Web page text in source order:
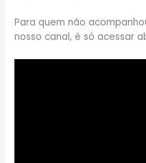
Para quem não
nosso canal, é só acessar